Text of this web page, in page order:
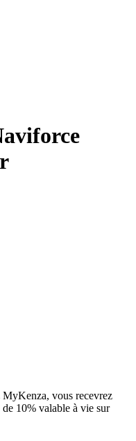
MyKenza, vous recevrez
10% valable à vie sur